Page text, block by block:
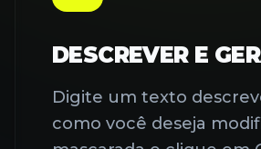
DESCREVER E
Digite um texto
como você deseja